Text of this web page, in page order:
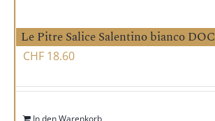
Le Pitre Salice Salentino bianco DOC
CHF 18.60